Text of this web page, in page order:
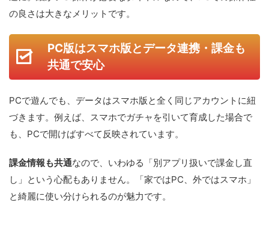
の良さは大きなメリットです。
PC版はスマホ版とデータ連携・課金も
共通で安心
PCで遊んでも、データはスマホ版と全く同じアカウントに紐
づきます。例えば、スマホでガチャを引いて育成した場合で
も、PCで開けばすべて反映されています。
課金情報も共通なので、いわゆる「別アプリ扱いで課金し直
し」という心配もありません。「家ではPC、外ではスマホ」
と綺麗に使い分けられるのが魅力です。